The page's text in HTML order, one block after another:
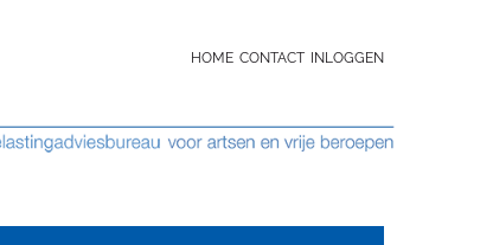
HOME CONTACT INLOGGEN